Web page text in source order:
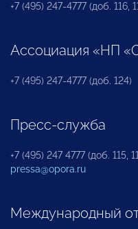
+7 (495) 247-4777 (доб. 116,
Ассоциация «НП
+7 (495) 247-4777 (доб. 124)
Пресс-служба
+7 (495) 247 4777 (доб. 115,
pressa@opora.ru
Международный